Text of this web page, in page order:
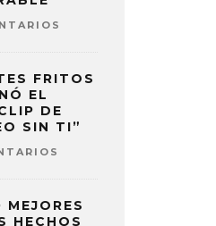
FRITOS
EL
DE
SIN TI”
MEJORES
HECHOS